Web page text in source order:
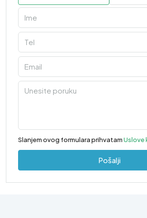
Slanjem ovog formulara prihvatamUslove
Pošalji